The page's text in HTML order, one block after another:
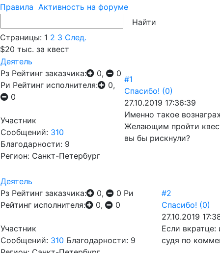
Правила Активность на форуме
Страницы: 1 2 3 След.
$20 тыс. за квест
Деятель
Рз Рейтинг заказчика: 0,
0
Ри Рейтинг исполнителя:
0,
0
Участник
Сообщений: 310
Благодарности: 9
Регион: Санкт-Петербург
#1
Спасибо! (0)
27.10.2019 17:36:39
Именно такое
Желающим пройти
вы бы рискнули?
Деятель
Рз Рейтинг заказчика: 0, 0 Ри
Рейтинг исполнителя:
0, 0
Участник
Сообщений: 310 Благодарности: 9
#2
Спасибо! (0)
27.10.2019
Если
судя по